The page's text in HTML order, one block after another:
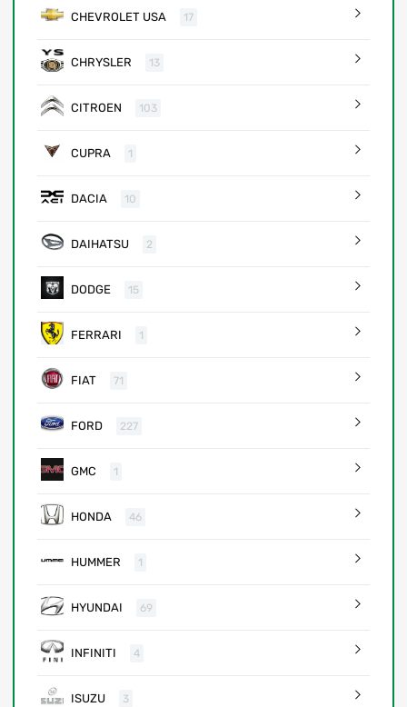
CHEVROLET USA 17
CHRYSLER 13
CITROEN 103
CUPRA 1
DACIA 10
DAIHATSU 2
DODGE 15
FERRARI 1
FIAT 71
FORD 227
GMC 1
HONDA 46
HUMMER 1
HYUNDAI 69
INFINITI 4
ISUZU 3